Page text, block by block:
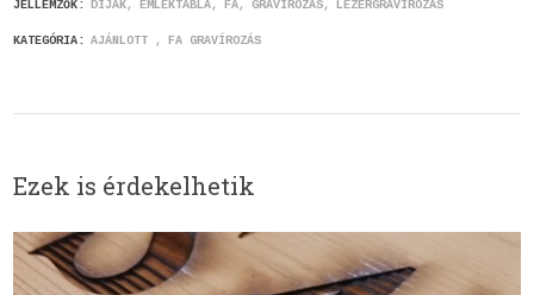
JELLEMZŐK: DÍJAK EMLÉKTÁBLA FA GRAVÍROZÁS LÉZERGRAVÍROZÁS
KATEGÓRIA: AJÁNLOTT FA GRAVÍROZÁS
Ezek is érdekelhetik